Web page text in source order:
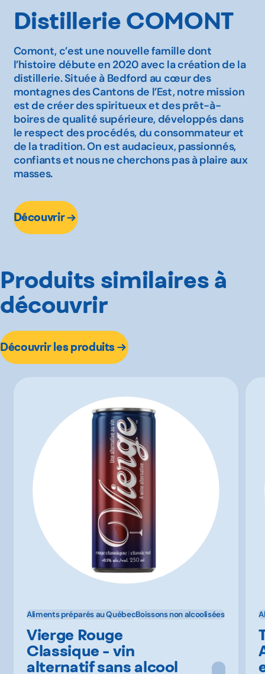
Distillerie COMONT
Comont, c’est une nouvelle famille dont
l’histoire débute en 2020 avec la création de la
distillerie. Située à Bedford au cœur des
montagnes des Cantons de l’Est, notre mission
est de créer des spiritueux et des prêt-à-
boires de qualité supérieure, développés dans
le respect des procédés, du consommateur et
de la tradition. On est audacieux, passionnés,
confiants et nous ne cherchons pas à plaire aux
masses.
Découvrir
Produits similaires à
découvrir
Découvrir les produits
Aliments préparés au QuébecBoissons non alcoolisées
Vierge Rouge
Classique - vin
alternatif sans alcool